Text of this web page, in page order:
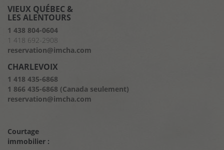
VIEUX QUÉBEC &
LES ALENTOURS
1 438 804-0604
1 418 692-2908
reservation@imcha.com
CHARLEVOIX
1 418 435-6868
1 866 435-6868 (Canada seulement)
reservation@imcha.com
Courtage
immobilier :